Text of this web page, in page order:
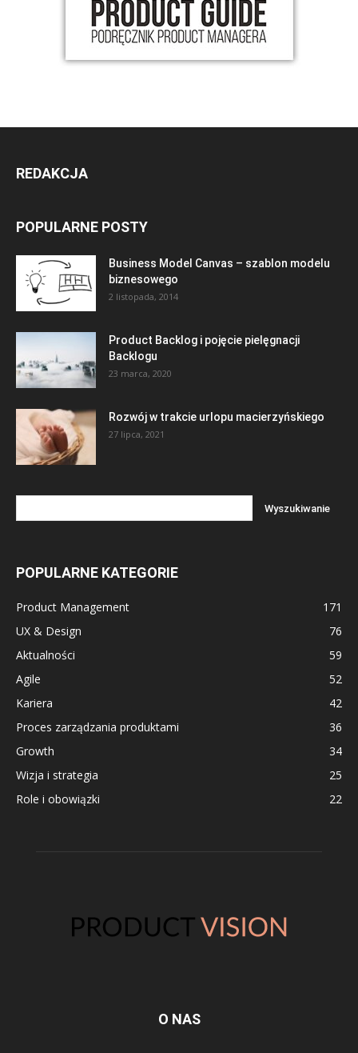
REDAKCJA
POPULARNE POSTY
Business Model Canvas – szablon modelu
biznesowego
2 listopada, 2014
Product Backlog i pojęcie pielęgnacji
Backlogu
23 marca, 2020
Rozwój w trakcie urlopu macierzyńskiego
27 lipca, 2021
POPULARNE KATEGORIE
Product Management
171
UX & Design
76
Aktualności
59
Agile
52
Kariera
42
Proces zarządzania produktami
36
Growth
34
Wizja i strategia
25
Role i obowiązki
22
O NAS